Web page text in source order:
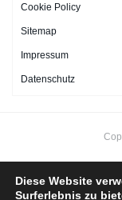
Cookie Policy
Sitemap
Impressum
Datenschutz
Diese Website
Surferlebnis zu